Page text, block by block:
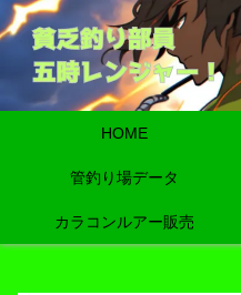
HOME
管釣り場データ
カラコンルアー販売